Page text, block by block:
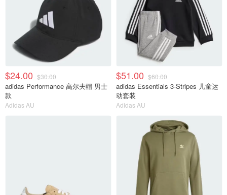
$24.00 $30.00
adidas Performance 高尔夫帽 男士
款
Adidas AU
$51.00 $60.00
adidas Essentials 3-Stripes 儿童运
动套装
Adidas AU